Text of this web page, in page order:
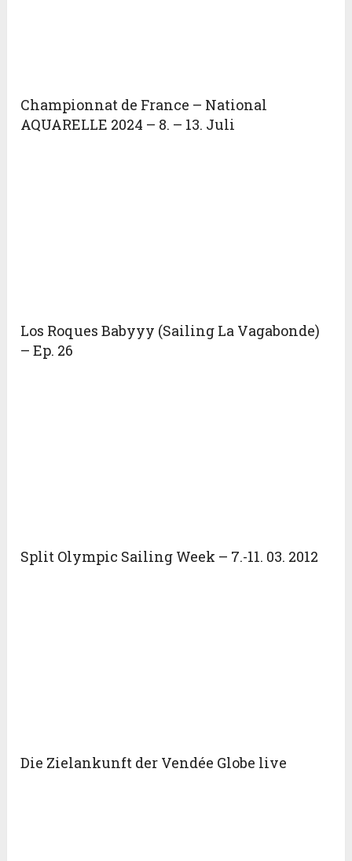
Championnat de France – National
AQUARELLE 2024 – 8. – 13. Juli
Los Roques Babyyy (Sailing La Vagabonde)
– Ep. 26
Split Olympic Sailing Week – 7.-11. 03. 2012
Die Zielankunft der Vendée Globe live